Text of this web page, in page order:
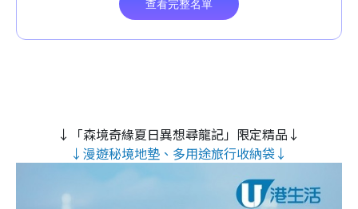
↓「森境奇緣夏日異想尋龍記」限定精品↓
↓漫遊秘境地墊、多用途旅行收納袋↓